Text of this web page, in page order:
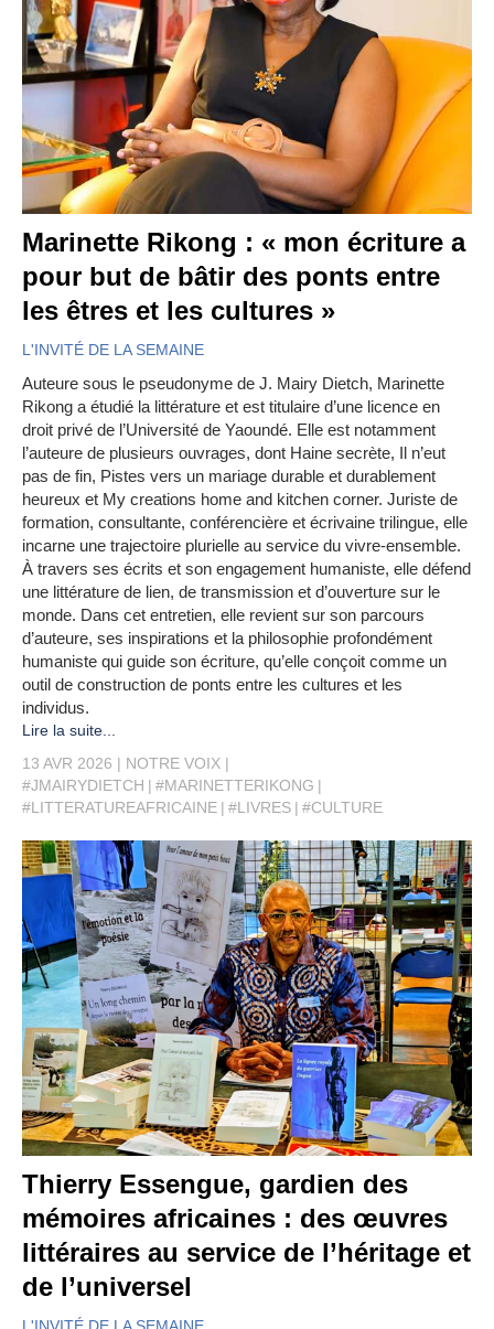
Marinette Rikong : « mon écriture a
pour but de bâtir des ponts entre
les êtres et les cultures »
L'INVITÉ DE LA SEMAINE
Auteure sous le pseudonyme de J. Mairy Dietch, Marinette
Rikong a étudié la littérature et est titulaire d’une licence en
droit privé de l’Université de Yaoundé. Elle est notamment
l’auteure de plusieurs ouvrages, dont Haine secrète, Il n’eut
pas de fin, Pistes vers un mariage durable et durablement
heureux et My creations home and kitchen corner. Juriste de
formation, consultante, conférencière et écrivaine trilingue, elle
incarne une trajectoire plurielle au service du vivre-ensemble.
À travers ses écrits et son engagement humaniste, elle défend
une littérature de lien, de transmission et d’ouverture sur le
monde. Dans cet entretien, elle revient sur son parcours
d’auteure, ses inspirations et la philosophie profondément
humaniste qui guide son écriture, qu’elle conçoit comme un
outil de construction de ponts entre les cultures et les
individus.
Lire la suite...
13 AVR 2026
NOTRE VOIX
#JMAIRYDIETCH
#MARINETTERIKONG
#LITTERATUREAFRICAINE
#LIVRES #CULTURE
Thierry Essengue, gardien des
mémoires africaines : des œuvres
littéraires au service de l’héritage et
de l’universel
L'INVITÉ DE LA SEMAINE